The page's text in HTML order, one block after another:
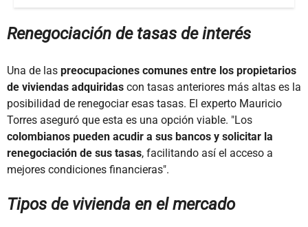
Renegociación de tasas de interés
Una de las preocupaciones comunes entre los propietarios
de viviendas adquiridas con tasas anteriores más altas es la
posibilidad de renegociar esas tasas. El experto Mauricio
Torres aseguró que esta es una opción viable. "Los
colombianos pueden acudir a sus bancos y solicitar la
renegociación de sus tasas, facilitando así el acceso a
mejores condiciones financieras".
Tipos de vivienda en el mercado